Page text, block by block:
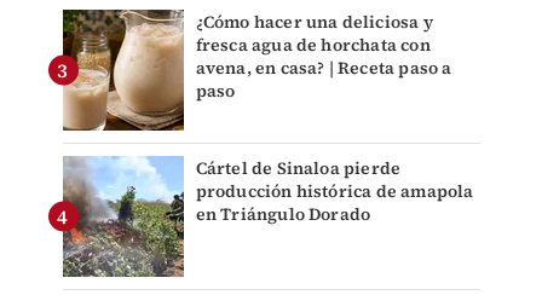
¿Cómo hacer una deliciosa y
fresca agua de horchata con
avena, en casa? | Receta paso a
paso
Cártel de Sinaloa pierde
producción histórica de amapola
en Triángulo Dorado